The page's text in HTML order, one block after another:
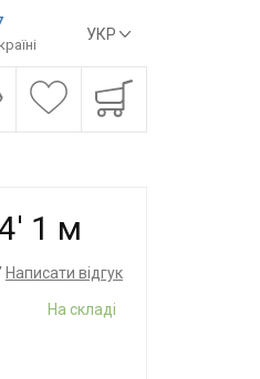
УКР
1 м
Написати відгук
На складі